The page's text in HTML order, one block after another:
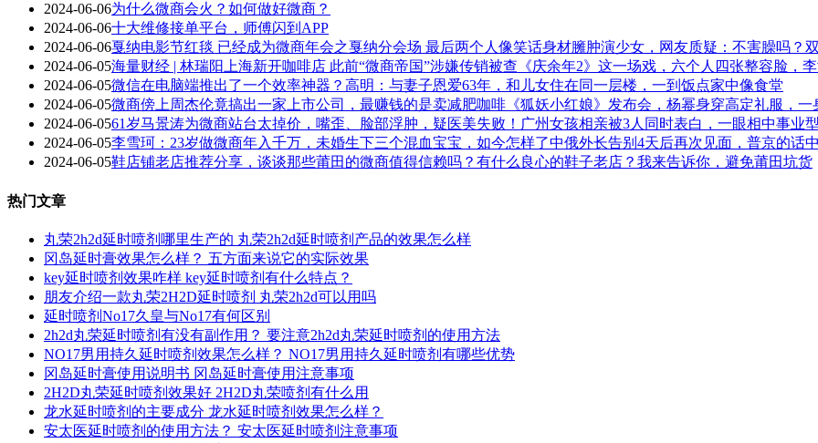
2024-06-06为什么微商会火？如何做好微商？
2024-06-06十大维修接单平台，师傅闪到APP
2024-06-06戛纳电影节红毯 已经成为微商年会之戛纳分会场 最后两个人像笑话身材臃肿演少女，网友质疑：不害臊吗？
2024-06-05海量财经 | 林瑞阳上海新开咖啡店 此前“微商帝国”涉嫌传销被查《庆余年2》这一场戏，六个人四张整容脸，
2024-06-05微信在电脑端推出了一个效率神器？高明：与妻子恩爱63年，和儿女住在同一层楼，一到饭点家中像食堂
2024-06-05微商傍上周杰伦竟搞出一家上市公司，最赚钱的是卖减肥咖啡《狐妖小红娘》发布会，杨幂身穿高定礼服，一
2024-06-0561岁马景涛为微商站台太掉价，嘴歪、脸部浮肿，疑医美失败！广州女孩相亲被3人同时表白，一眼相中事业
2024-06-05李雪珂：23岁做微商年入千万，未婚生下三个混血宝宝，如今怎样了中俄外长告别4天后再次见面，普京的话
2024-06-05鞋店铺老店推荐分享，谈谈那些莆田的微商值得信赖吗？有什么良心的鞋子老店？我来告诉你，避免莆田坑货
热门文章
丸荣2h2d延时喷剂哪里生产的 丸荣2h2d延时喷剂产品的效果怎么样
冈岛延时膏效果怎么样？ 五方面来说它的实际效果
key延时喷剂效果咋样 key延时喷剂有什么特点？
朋友介绍一款丸荣2H2D延时喷剂 丸荣2h2d可以用吗
延时喷剂No17久皇与No17有何区别
2h2d丸荣延时喷剂有没有副作用？ 要注意2h2d丸荣延时喷剂的使用方法
NO17男用持久延时喷剂效果怎么样？ NO17男用持久延时喷剂有哪些优势
冈岛延时膏使用说明书 冈岛延时膏使用注意事项
2H2D丸荣延时喷剂效果好 2H2D丸荣喷剂有什么用
龙水延时喷剂的主要成分 龙水延时喷剂效果怎么样？
安太医延时喷剂的使用方法？ 安太医延时喷剂注意事项